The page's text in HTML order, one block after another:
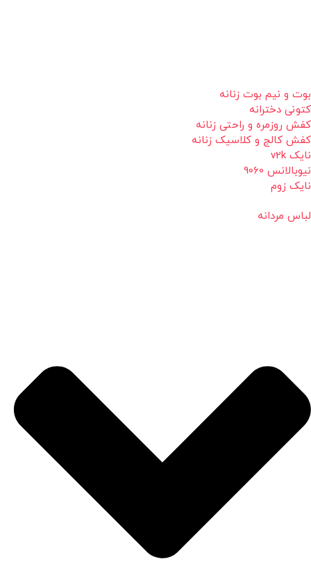
بوت و نیم بوت زنانه
کتونی دخترانه
کفش روزمره و راحتی زنانه
کفش کالج و کلاسیک زنانه
نایک v2k
نیوبالانس 9060
نایک زوم
لباس مردانه